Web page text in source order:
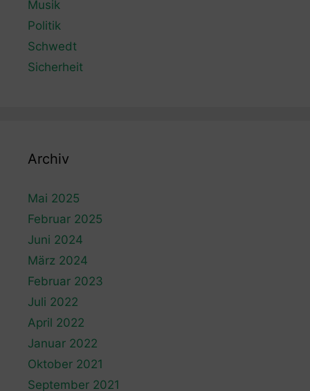
Musik
Politik
Schwedt
Sicherheit
Archiv
Mai 2025
Februar 2025
Juni 2024
März 2024
Februar 2023
Juli 2022
April 2022
Januar 2022
Oktober 2021
September 2021